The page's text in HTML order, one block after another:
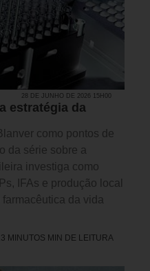
28 DE JUNHO DE 2026 15H00
estratégia da
como pontos de
da série sobre a
investiga como
IFAs e produção local
da vida
MINUTOS MIN DE LEITURA